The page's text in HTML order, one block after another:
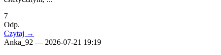
7
Odp.
Czytaj →
Anka_92 — 2026-07-21 19:19